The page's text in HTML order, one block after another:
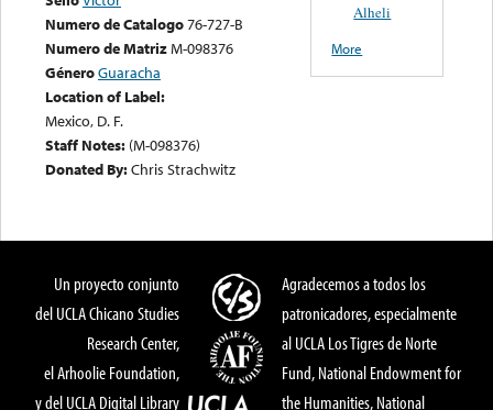
Numero de Catalogo76-727-B
Numero de MatrizM-098376
GéneroGuaracha
Location of Label:
Mexico, D. F.
Staff Notes: (M-098376)
Donated By:Chris Strachwitz
Alheli
More
Un proyecto conjunto
del UCLA Chicano Studies
Research Center,
el Arhoolie Foundation,
y del UCLA Digital Library
Agradecemos a todos los
patronicadores, especialmente
al UCLA Los Tigres de Norte
Fund, National Endowment for
the Humanities, National